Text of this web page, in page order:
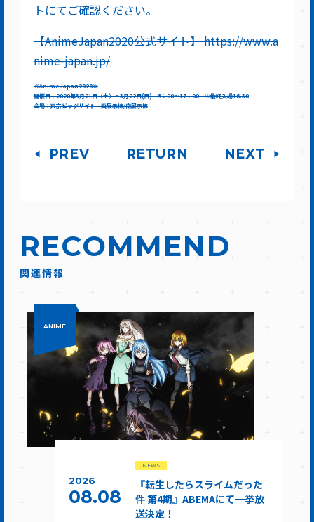
トにてご確認ください。
【AnimeJapan2020公式サイト】 https://www.a
nime-japan.jp/
≪AnimeJapan2020≫
開催日：2020年3月21日（土）・3月22日(日) 9：00～17：00 ※最終入場16:30
会場：東京ビッグサイト 西展示棟/南展示棟
PREV RETURN NEXT
RECOMMEND
関連情報
ANIME
2026
08.08
NEWS
『転生したらスライムだった
件 第4期』ABEMAにて一挙放
送決定！